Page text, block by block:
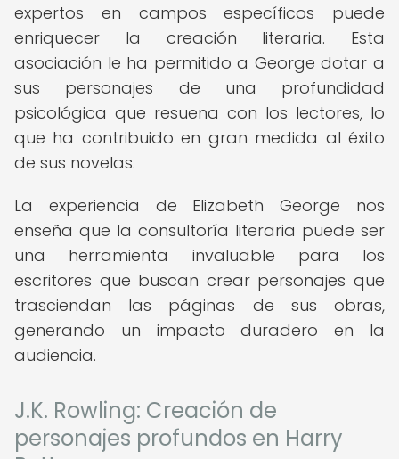
expertos en campos específicos puede
enriquecer la creación literaria. Esta
asociación le ha permitido a George dotar a
sus personajes de una profundidad
psicológica que resuena con los lectores, lo
que ha contribuido en gran medida al éxito
de sus novelas.
La experiencia de Elizabeth George nos
enseña que la consultoría literaria puede ser
una herramienta invaluable para los
escritores que buscan crear personajes que
trasciendan las páginas de sus obras,
generando un impacto duradero en la
audiencia.
J.K. Rowling: Creación de
personajes profundos en Harry